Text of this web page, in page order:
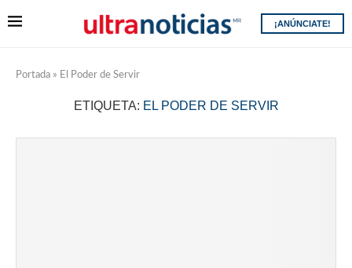
¡ANÚNCIATE!
Portada » El Poder de Servir
ETIQUETA: EL PODER DE SERVIR